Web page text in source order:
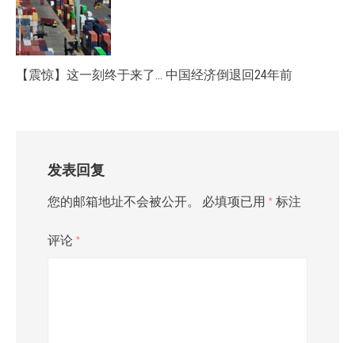
【震惊】这一刻终于来了… 中国经济倒退回24年前
发表回复
您的邮箱地址不会被公开。 必填项已用 * 标注
评论 *